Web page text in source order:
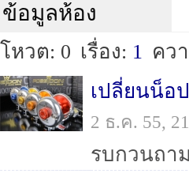
ข้อมูลห้อง
โหวต: 0 เรื่อง: 1 คว
เปลี่ยนน็อป
2 ธ.ค. 55,